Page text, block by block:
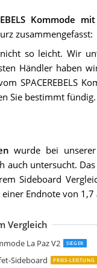
Kommode
zusammengefasst:
so leicht. Wir
Händler haben
SPACEREBELS
Sie bestimmt fündig.
wurde bei
auch untersucht.
Sideboard
einer Endnote von
Vergleich
La Paz V2 SIEGER
Sideboard PREIS-LEISTUNG
Vladon Sideboard
Artigiani Veneti Riuniti
Froschkönig24 Sideboard
Kare Design Sideboard
FURNLUX Sideboard Stilig
Vladon Sideboard
Wohnling Sideboard
Wermo 135 cm Sideboard
Artigiani Veneti Riuniti
Vladon Sideboard
riess-ambiente.de Design
Bladez Modernes
Jaxenor Sideboard mit
LANTRO JS Kommode
Stella Trading Drift
IDMarket Phoenix
Vladon Sideboard